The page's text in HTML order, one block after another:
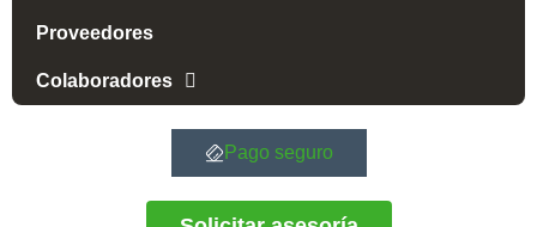
Proveedores
Colaboradores
Pago seguro